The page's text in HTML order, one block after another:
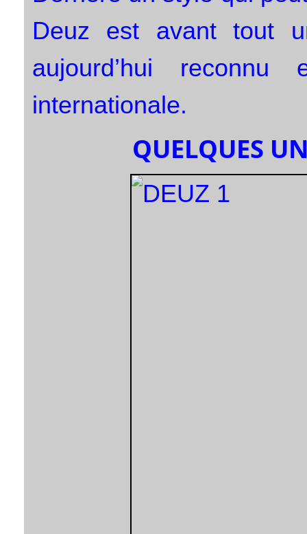
Deuz est avant tout
aujourd’hui
internationale.
QUELQUES